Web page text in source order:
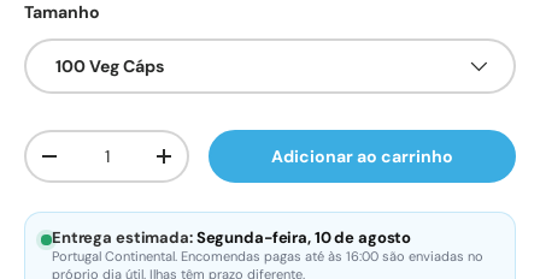
Tamanho
100 Veg Cáps
Qtd.
Diminuir quantidadeAumente a quantidadeAdicionar ao carrinho
Entrega estimada:Segunda-feira, 10 de agosto
Portugal Continental. Encomendas pagas até às 16:00 são enviadas no
próprio dia útil. Ilhas têm prazo diferente.